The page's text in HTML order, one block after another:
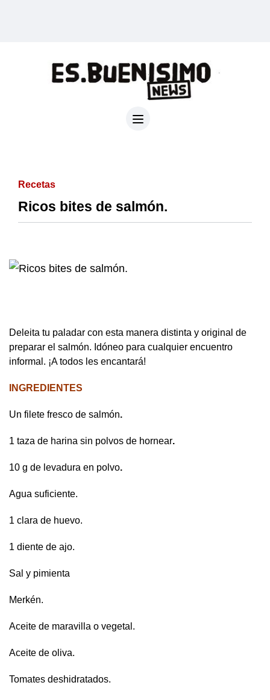
Recetas
Ricos bites de salmón.
Deleita tu paladar con esta manera distinta y original de
preparar el salmón. Idóneo para cualquier encuentro
informal. ¡A todos les encantará!
INGREDIENTES
Un filete fresco de salmón.
1 taza de harina sin polvos de hornear.
10 g de levadura en polvo.
Agua suficiente.
1 clara de huevo.
1 diente de ajo.
Sal y pimienta
Merkén.
Aceite de maravilla o vegetal.
Aceite de oliva.
Tomates deshidratados.